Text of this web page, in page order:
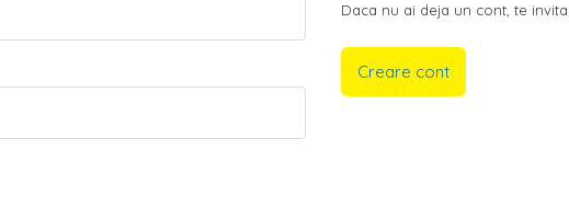
Daca nu ai deja un cont, te
Creare cont